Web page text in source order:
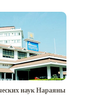
наук Нараяны